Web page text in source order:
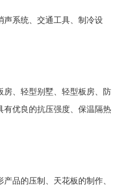
声系统、交通工具、制冷设
房、轻型别墅、轻型板房、防
有优良的抗压强度、保温隔热
品的压制、天花板的制作、